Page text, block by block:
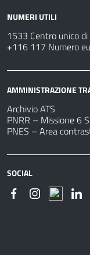
NUMERI UTILI
1533 Centro unico
+116 117 Numero
AMMINISTRAZIONE
Archivio ATS
PNRR – Missione 6
PNES – Area
SOCIAL